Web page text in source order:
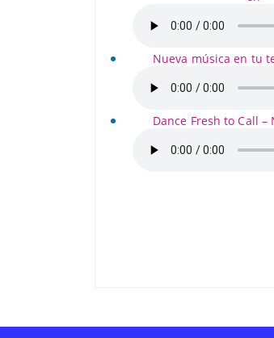
Nueva música en tu
Dance Fresh to Call –